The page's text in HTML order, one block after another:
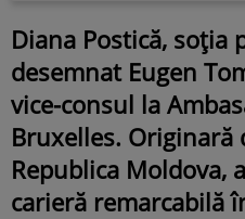
Diana Postică, soția
desemnat Eugen
vice-consul la
Bruxelles. Originară
Republica Moldova,
carieră remarcabilă